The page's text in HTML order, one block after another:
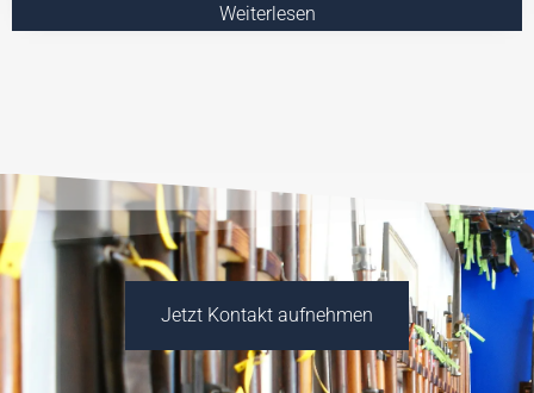
Weiterlesen
Jetzt Kontakt aufnehmen